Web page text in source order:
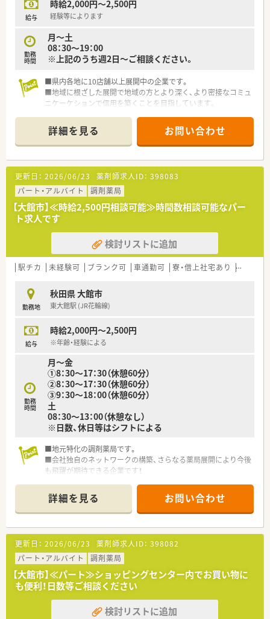
給与
時給2,000円～2,500円
経験等によります
勤務
時間
月～土
08：30～19：00
※上記のうち週2日～ご相談ください。
■県内各地に10店舗以上展開中の企業です。
■地域に根ざした展開で地域の方とより深く、より密接なコミュ
ニケーケションで信用を築くことを目指しています。
■海も近くアウトドア派な薬剤師さんにもオススメできる求人
です!
詳細を見る お問い合わせ
更新日： 2026/06/23 薬剤師求人ID： 398083
パート・アルバイト
調剤薬局
【大館市】≪時給2,500円相談可能≫時間数相談可能なパー
ト求人です
検討リストに追加
駅チカ 未経験可 ブランク可 車通勤可 寮・借上社宅あり 教育制
勤務地
秋田県 大館市
東大館駅 (JR花輪線)
給与
時給2,000円～2,500円
※年齢・経験による
勤務
時間
月～金
①8：30～17：30（休憩60分）
②8：30～17：30（休憩60分）
③9：30～18：00（休憩60分）
土
08：30～13：00（休憩なし）
※日数、休日等はシフトによる
■地元特化の調剤薬局です。
■会社独自のネットワークの構築、さらなる薬局展開により今後
も飛躍が期待できる企業です！
会社も経営しており、安定しています。
詳細を見る お問い合わせ
更新日： 2026/06/23 薬剤師求人ID： 398082
パート・アルバイト
調剤薬局
【大館市】≪パート≫ショッピングセンター内でお買い物に
も便利！日数等ご相談ください
検討リストに追加